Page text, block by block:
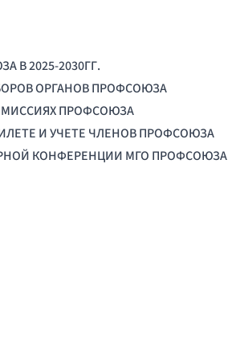
В 2025-2030ГГ.
ОРГАНОВ ПРОФСОЮЗА
ПРОФСОЮЗА
И УЧЕТЕ ЧЛЕНОВ ПРОФСОЮЗА
КОНФЕРЕНЦИИ МГО ПРОФСОЮЗА